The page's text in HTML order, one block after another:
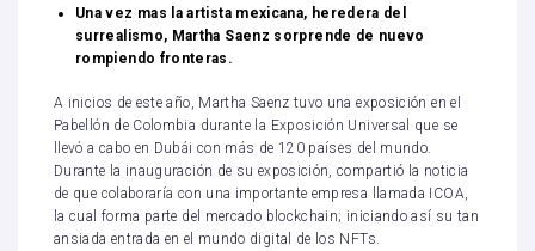
Una vez mas la artista mexicana, heredera del
surrealismo, Martha Saenz sorprende de nuevo
rompiendo fronteras.
A inicios de este año, Martha Saenz tuvo una exposición en el
Pabellón de Colombia durante la Exposición Universal que se
llevó a cabo en Dubái con más de 120 países del mundo.
Durante la inauguración de su exposición, compartió la noticia
de que colaboraría con una importante empresa llamada ICOA,
la cual forma parte del mercado blockchain; iniciando así su tan
ansiada entrada en el mundo digital de los NFTs.